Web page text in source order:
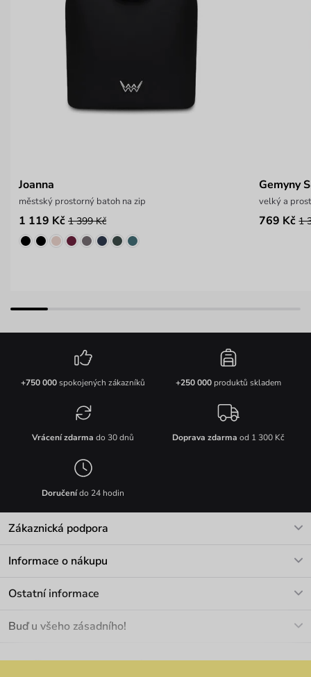
Joanna
městský prostorný batoh na zip
1 119 Kč 1 399 Kč
Gemyny
velký a
769 Kč 1
+750 000spokojených zákazníků +250 000produktů skladem
Vrácení zdarma do 30 dnů Doprava zdarma od 1 300 Kč
Doručenído 24 hodin
Zákaznická podpora
Informace o nákupu
Materiály a údržba
Ostatní informace
Velkoobchod
Buď u všeho zásadního!